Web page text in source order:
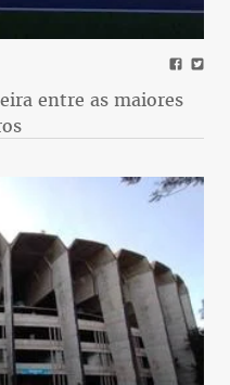
entre as maiores